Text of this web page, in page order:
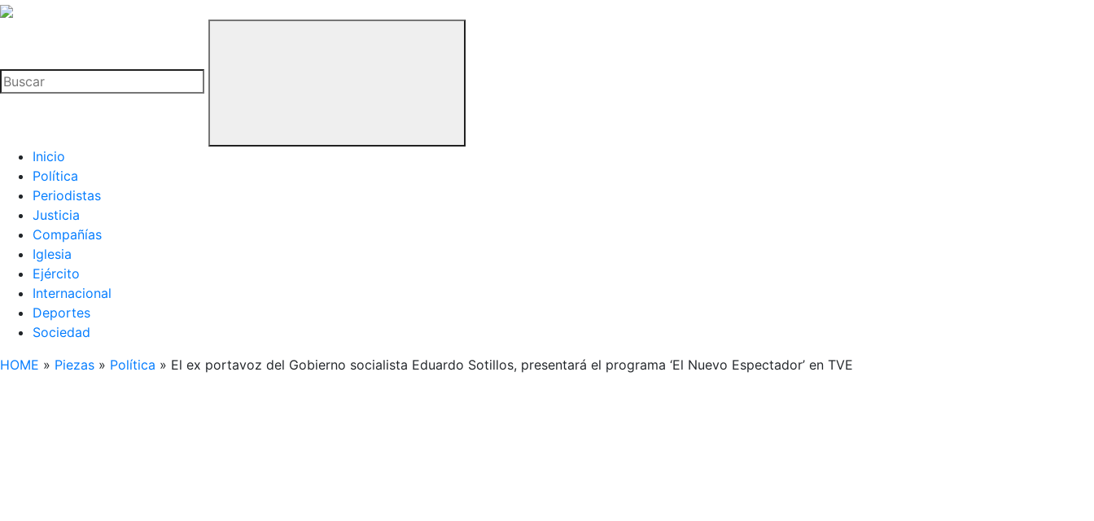
La
Buitre
Inicio
Política
Periodistas
Justicia
Compañías
Iglesia
Ejército
Internacional
Deportes
Sociedad
HOME » Piezas » Política » El ex portavoz del Gobierno socialista Eduardo Sotillos, presentará el programa ‘El Nuevo Espectador’ en TVE